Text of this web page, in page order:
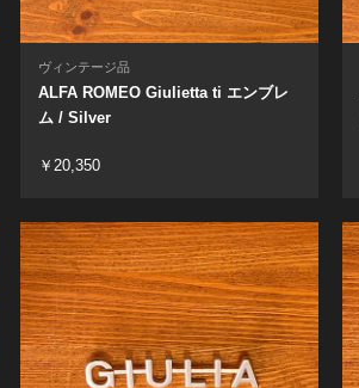
ヴィンテージ品
ALFA ROMEO Giulietta ti エンブレ
ム / Silver
￥20,350